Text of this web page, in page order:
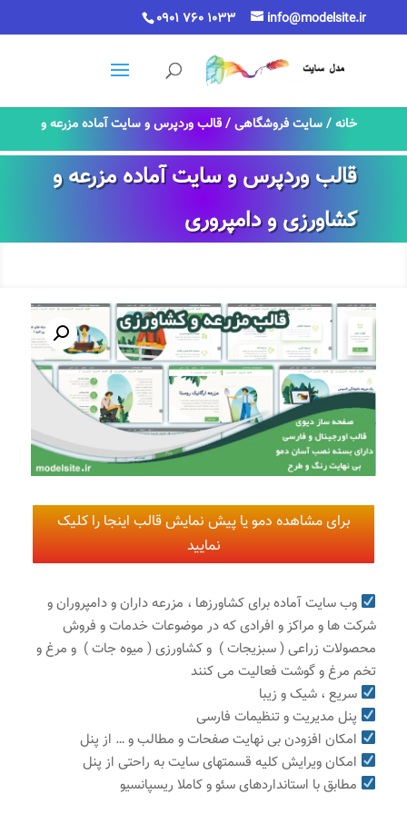
0901 760 1033 info@modelsite.ir
خانه/سایت فروشگاهی/ قالب وردپرس و سایت آماده مزرعه و
کشاورزی و دامپروری
قالب وردپرس و سایت آماده مزرعه و
کشاورزی و دامپروری
برای مشاهده دمو یا پیش نمایش قالب اینجا را کلیک
نمایید
وب سایت آماده برای کشاورزها ، مزرعه داران و دامپروران و
شرکت ها و مراکز و افرادی که در موضوعات خدمات و فروش
محصولات زراعی ( سبزیجات ) و کشاورزی ( میوه جات ) و مرغ و
تخم مرغ و گوشت فعالیت می کنند
سریع ، شیک و زیبا
پنل مدیریت و تنظیمات فارسی
امکان افزودن بی نهایت صفحات و مطالب و … از پنل
امکان ویرایش کلیه قسمتهای سایت به راحتی از پنل
مطابق با استانداردهای سئو و کاملا ریسپانسیو